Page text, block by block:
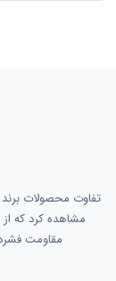
تفاوت محصولات
مشاهده کرد که
مقاومت